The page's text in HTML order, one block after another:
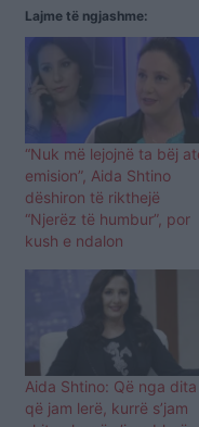
Lajme të ngjashme:
“Nuk më lejojnë ta bëj
emision”, Aida Shtino
dëshiron të rikthejë
“Njerëz të humbur”, por
kush e ndalon
Aida Shtino: Që nga dita
që jam lerë, kurrë s’jam